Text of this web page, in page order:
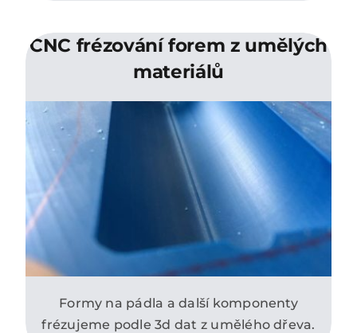
CNC frézování forem z umělých
materiálů
Formy na pádla a další komponenty
frézujeme podle 3d dat z umělého dřeva.